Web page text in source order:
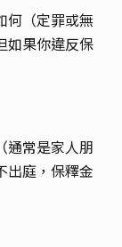
何（定罪或無
如果你違反保
通常是家人朋
出庭，保釋金